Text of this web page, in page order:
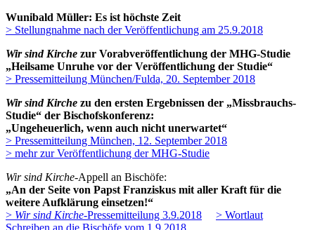
Wunibald Müller: Es ist höchste Zeit
> Stellungnahme nach der Veröffentlichung am 25.9.2018
Wir sind Kirche zur Vorabveröffentlichung der MHG-Studie
„Heilsame Unruhe vor der Veröffentlichung der Studie“
> Pressemitteilung München/Fulda, 20. September 2018
Wir sind Kirche zu den ersten Ergebnissen der „Missbrauchs-
Studie“ der Bischofskonferenz:
„Ungeheuerlich, wenn auch nicht unerwartet“
> Pressemitteilung München, 12. September 2018
> mehr zur Veröffentlichung der MHG-Studie
Wir sind Kirche-Appell an Bischöfe:
„An der Seite von Papst Franziskus mit aller Kraft für die
weitere Aufklärung einsetzen!“
> Wir sind Kirche-Pressemitteilung 3.9.2018
> Wortlaut
Schreiben an die Bischöfe vom 1.9.2018